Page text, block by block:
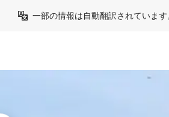
一部の情報は自動翻訳されています